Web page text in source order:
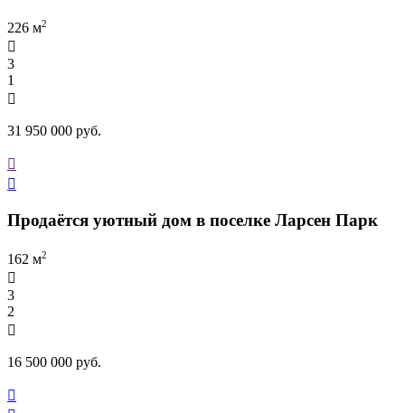
226 м2

3
1

31 950 000 руб.


Продаётся уютный дом в поселке Ларсен Парк
162 м2

3
2

16 500 000 руб.
